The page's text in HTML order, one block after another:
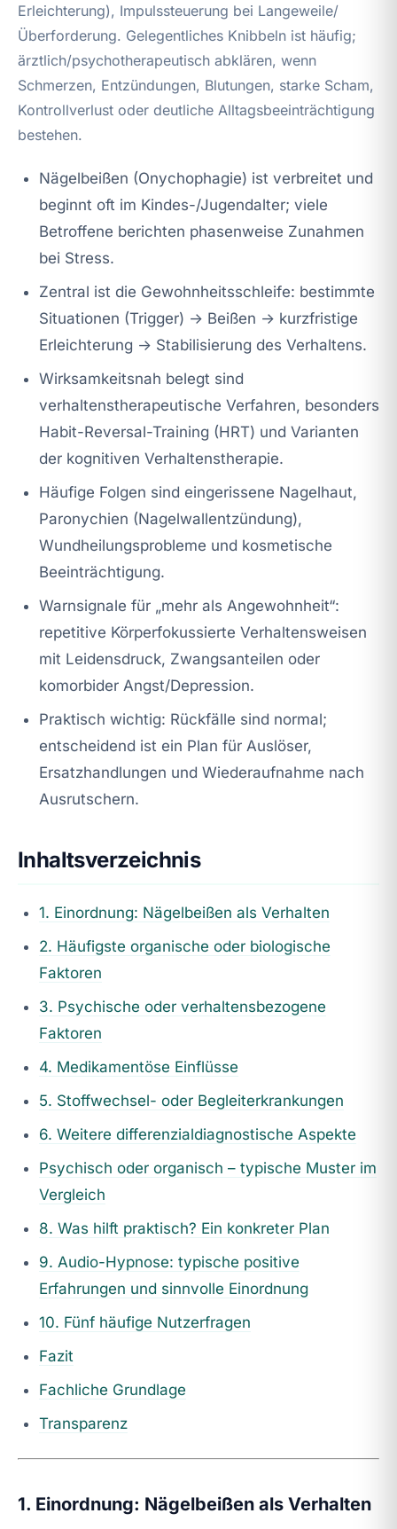
Erleichterung), Impulssteuerung bei Langeweile/
Überforderung. Gelegentliches Knibbeln ist häufig;
ärztlich/psychotherapeutisch abklären, wenn
Schmerzen, Entzündungen, Blutungen, starke Scham,
Kontrollverlust oder deutliche Alltagsbeeinträchtigung
bestehen.
Nägelbeißen (Onychophagie) ist verbreitet und
beginnt oft im Kindes-/Jugendalter; viele
Betroffene berichten phasenweise Zunahmen
bei Stress.
Zentral ist die Gewohnheitsschleife: bestimmte
Situationen (Trigger) → Beißen → kurzfristige
Erleichterung → Stabilisierung des Verhaltens.
Wirksamkeitsnah belegt sind
verhaltenstherapeutische Verfahren, besonders
Habit-Reversal-Training (HRT) und Varianten
der kognitiven Verhaltenstherapie.
Häufige Folgen sind eingerissene Nagelhaut,
Paronychien (Nagelwallentzündung),
Wundheilungsprobleme und kosmetische
Beeinträchtigung.
Warnsignale für „mehr als Angewohnheit“:
repetitive Körperfokussierte Verhaltensweisen
mit Leidensdruck, Zwangsanteilen oder
komorbider Angst/Depression.
Praktisch wichtig: Rückfälle sind normal;
entscheidend ist ein Plan für Auslöser,
Ersatzhandlungen und Wiederaufnahme nach
Ausrutschern.
Inhaltsverzeichnis
1. Einordnung: Nägelbeißen als Verhalten
2. Häufigste organische oder biologische
Faktoren
3. Psychische oder verhaltensbezogene
Faktoren
4. Medikamentöse Einflüsse
5. Stoffwechsel- oder Begleiterkrankungen
6. Weitere differenzialdiagnostische Aspekte
Psychisch oder organisch – typische Muster im
Vergleich
8. Was hilft praktisch? Ein konkreter Plan
9. Audio-Hypnose: typische positive
Erfahrungen und sinnvolle Einordnung
10. Fünf häufige Nutzerfragen
Fazit
Fachliche Grundlage
Transparenz
1. Einordnung: Nägelbeißen als Verhalten